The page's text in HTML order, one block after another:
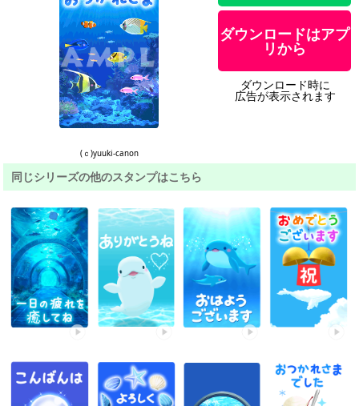
(ｃ)yuuki-canon
ダウンロードはアプ
リから
ダウンロード時に
広告が表示されます
同じシリーズの他のスタンプはこちら